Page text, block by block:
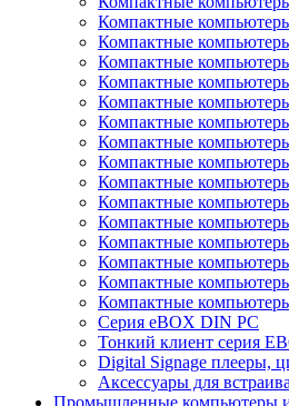
Компактные
Компактные
Компактные
Компактные
Компактные
Компактные
Компактные
Компактные
Компактные
Компактные
Компактные
Компактные
Компактные
Компактные
Компактные
Серия eBOX DIN PC
Тонкий клиент серия
Digital Signage плееры,
Аксессуары для
Промышленные компьютеры